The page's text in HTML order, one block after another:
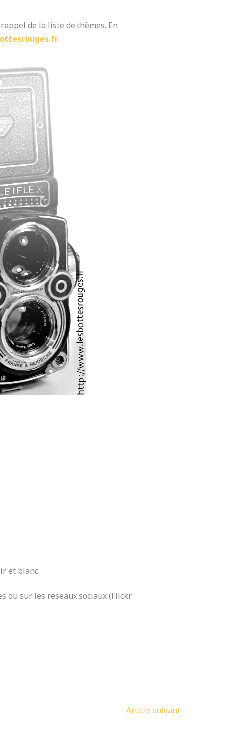
de la liste de thèmes. En
.
et blanc.
ou sur les réseaux sociaux (Flickr
Article suivant →